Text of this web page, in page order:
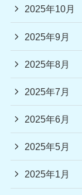
2025年10月
2025年9月
2025年8月
2025年7月
2025年6月
2025年5月
2025年1月